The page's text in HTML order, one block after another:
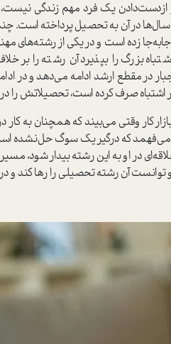
یک فرد مهم زندگی
سال‌ها در آن به تحصیل پرداخته
زده است و در یکی از رشته‌های
بزرگ را بپذیرد آن رشته را
در مقطع ارشد ادامه می‌دهد و در
اشتباه صرف کرده است، تحصیلاتش را
کار وقتی می‌بیند که همچنان به
که درگیر یک سوگ حل‌نشده است،
در او به این رشته بیدار شود،
توانست آن رشته تحصیلی را ر‌ها کند و